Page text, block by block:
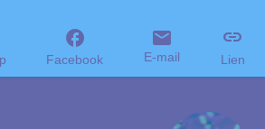
Facebook E-mail Lien